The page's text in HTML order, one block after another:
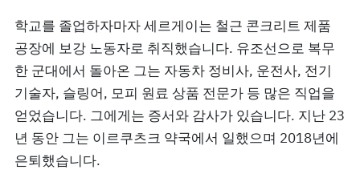
학교를 졸업하자마자 세르게이는 철근 콘크리트 제품
공장에 보강 노동자로 취직했습니다. 유조선으로 복무
한 군대에서 돌아온 그는 자동차 정비사, 운전사, 전기
기술자, 슬링어, 모피 원료 상품 전문가 등 많은 직업을
얻었습니다. 그에게는 증서와 감사가 있습니다. 지난 23
년 동안 그는 이르쿠츠크 약국에서 일했으며 2018년에
은퇴했습니다.